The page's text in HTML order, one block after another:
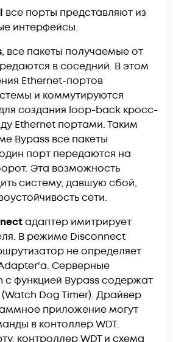
все порты представляют из
интерфейсы.
, все пакеты получаемые от
в соседний. В этом
Ethernet-портов
и коммутируются
создания loop-back кросс-
Ethernet портами. Таким
Bypass все пакеты
порт передаются на
Эта возможность
систему, давшую сбой,
сети.
адаптер имитрирует
В режиме Disconnect
не определяет
Серверные
с функцией Bypass содержат
(Watch Dog Timer). Драйвер
приложение могут
в контоллер WDT.
контроллер WDT и схема